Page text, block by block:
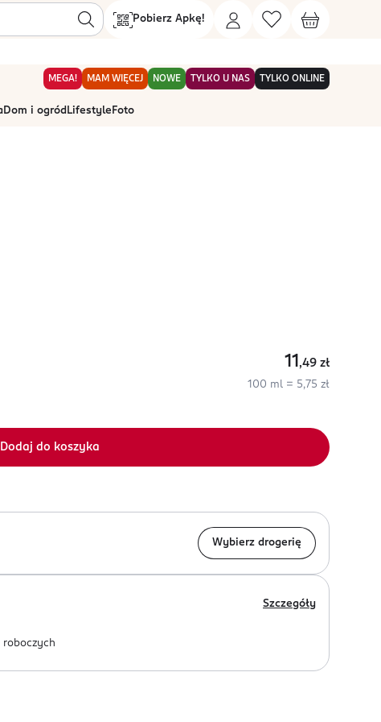
Pobierz Apkę!
MEGA! MAM WIĘCEJ NOWE TYLKO U NAS TYLKO ONLINE
Dom i ogród Lifestyle Foto
11 ,49 zł
100 ml = 5,75 zł
Dodaj do koszyka
Wybierz drogerię
Szczegóły
roboczych